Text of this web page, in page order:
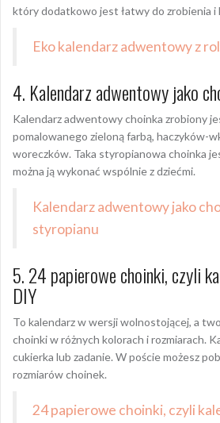
który dodatkowo jest łatwy do zrobienia i
Eko kalendarz adwentowy z
4. Kalendarz adwentowy jako
Kalendarz adwentowy choinka zrobiony
pomalowanego zieloną farbą, haczyków-
woreczków. Taka styropianowa choinka
można ją wykonać wspólnie z dziećmi.
Kalendarz adwentowy jako
styropianu
5. 24 papierowe choinki, czyli
DIY
To kalendarz w wersji wolnostojącej, a
choinki w różnych kolorach i rozmiarach.
cukierka lub zadanie. W poście możesz
rozmiarów choinek.
24 papierowe choinki, czyli